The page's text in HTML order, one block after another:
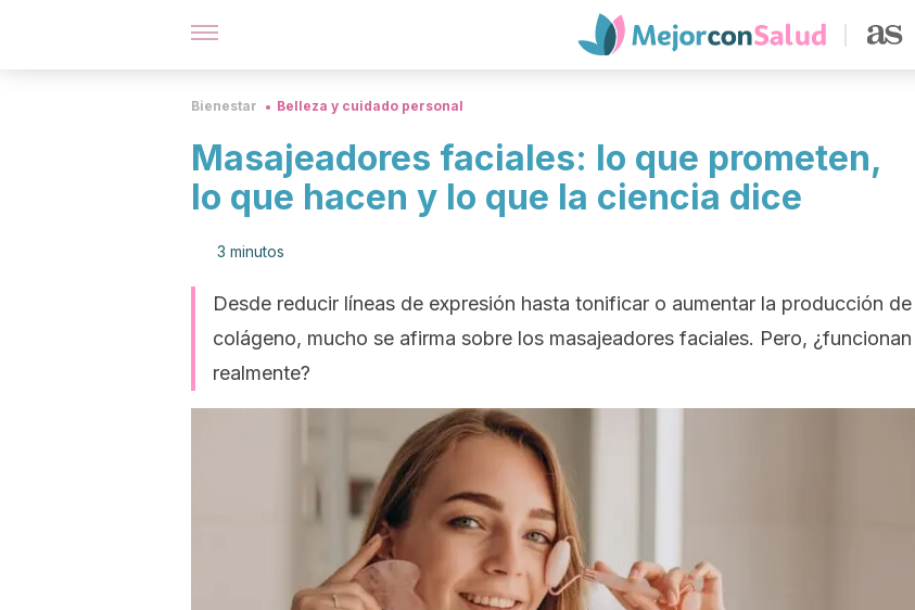
Bienestar Belleza y cuidado personal
Masajeadores faciales: lo que prometen,
lo que hacen y lo que la ciencia dice
3 minutos
Desde reducir líneas de expresión hasta tonificar o aumentar la producción de
colágeno, mucho se afirma sobre los masajeadores faciales. Pero, ¿funcionan
realmente?